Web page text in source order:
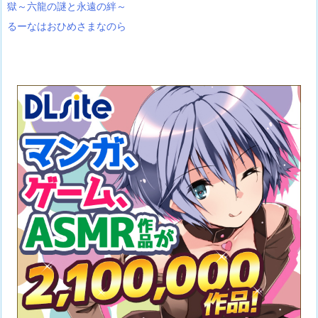
獄～六龍の謎と永遠の絆～
るーなはおひめさまなのら